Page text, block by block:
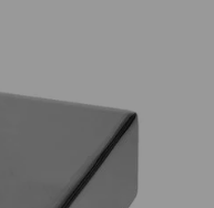
hidrolavadora
rueda
alicate